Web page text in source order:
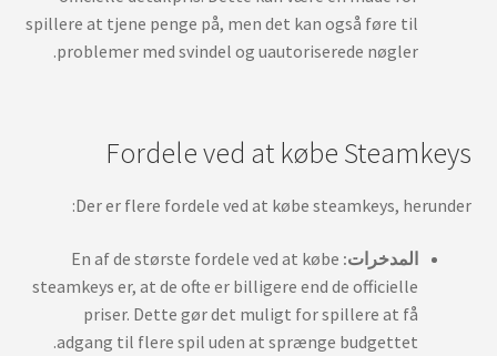
spillere at tjene penge på, men det kan også føre til
problemer med svindel og uautoriserede nøgler.
Fordele ved at købe Steamkeys
Der er flere fordele ved at købe steamkeys, herunder:
المدخرات: En af de største fordele ved at købe
steamkeys er, at de ofte er billigere end de officielle
priser. Dette gør det muligt for spillere at få
adgang til flere spil uden at sprænge budgettet.